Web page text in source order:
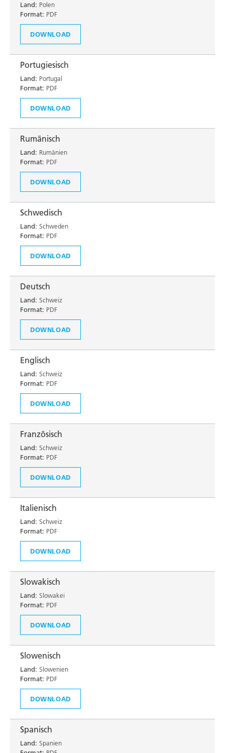
Land: Polen
Format: PDF
DOWNLOAD
Portugiesisch
Land: Portugal
Format: PDF
DOWNLOAD
Rumänisch
Land: Rumänien
Format: PDF
DOWNLOAD
Schwedisch
Land: Schweden
Format: PDF
DOWNLOAD
Deutsch
Land: Schweiz
Format: PDF
DOWNLOAD
Englisch
Land: Schweiz
Format: PDF
DOWNLOAD
Französisch
Land: Schweiz
Format: PDF
DOWNLOAD
Italienisch
Land: Schweiz
Format: PDF
DOWNLOAD
Slowakisch
Land: Slowakei
Format: PDF
DOWNLOAD
Slowenisch
Land: Slowenien
Format: PDF
DOWNLOAD
Spanisch
Land: Spanien